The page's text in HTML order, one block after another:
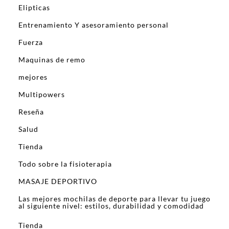
Elipticas
Entrenamiento Y asesoramiento personal
Fuerza
Maquinas de remo
mejores
Multipowers
Reseña
Salud
Tienda
Todo sobre la fisioterapia
MASAJE DEPORTIVO
Las mejores mochilas de deporte para llevar tu juego
al siguiente nivel: estilos, durabilidad y comodidad
Tienda